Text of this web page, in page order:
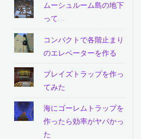
ムーシュルーム島の地下
って…
コンパクトで各階止まり
のエレベーターを作る
ブレイズトラップを作っ
てみた
海にゴーレムトラップを
作ったら効率がヤバかっ
た